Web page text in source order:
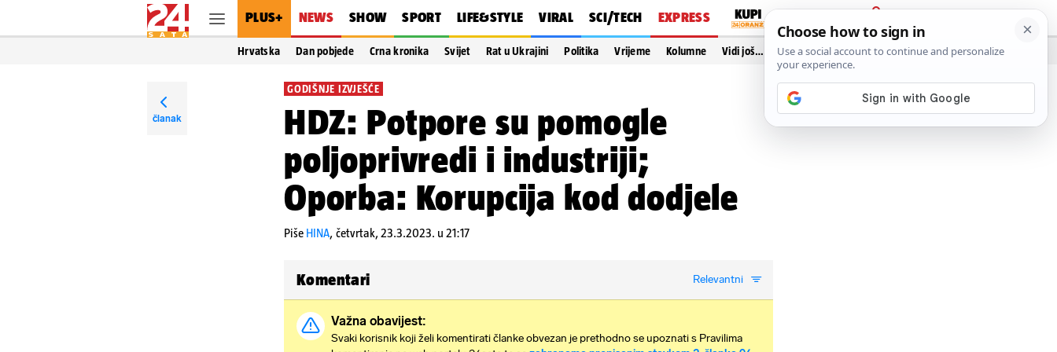
PLUS+ NEWS SHOW SPORT LIFE&STYLE VIRAL SCI/TECH EXPRESS
PRIJAVA
Hrvatska Dan pobjede Crna kronika Svijet Rat u Ukrajini Politika Vrijeme Kolumne Vidi još…
članak
GODIŠNJE IZVJEŠĆE
HDZ: Potpore su pomogle
poljoprivredi i industriji;
Oporba: Korupcija kod dodjele
Piše HINA, četvrtak, 23.3.2023. u 21:17
Komentari Relevantni
Važna obavijest:
Svaki korisnik koji želi komentirati članke obvezan je prethodno se upoznati s Pravilima